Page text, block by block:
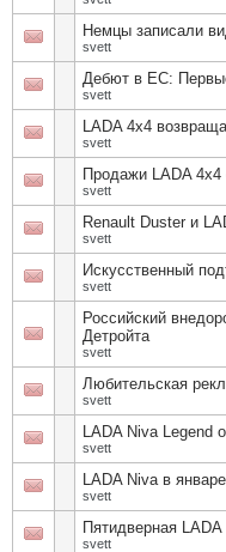
Немцы записали
svett
Дебют в ЕС:
svett
LADA 4x4
svett
Продажи LADA
svett
Renault Duster и
svett
Искусственный
svett
Российский
Детройта
svett
Любительская
svett
LADA Niva Legend
svett
LADA Niva в
svett
Пятидверная
svett